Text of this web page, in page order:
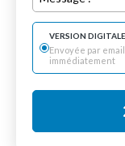
VERSION DIGITALE
Envoyée par email
immédiatement